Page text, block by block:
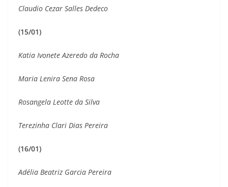
Claudio Cezar Salles Dedeco
(15/01)
Katia Ivonete Azeredo da Rocha
Maria Lenira Sena Rosa
Rosangela Leotte da Silva
Terezinha Clari Dias Pereira
(16/01)
Adélia Beatriz Garcia Pereira